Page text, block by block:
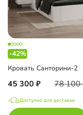
-42%
Кровать Санторини-2
45 300 78 100
Доступно для доставки